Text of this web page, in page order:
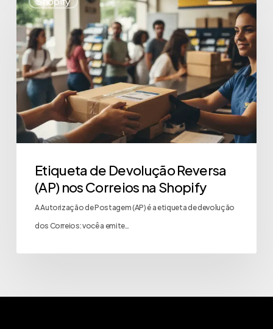
Etiqueta de Devolução Reversa
(AP) nos Correios na Shopify
A Autorização de Postagem (AP) é a etiqueta de devolução
dos Correios: você a emite…